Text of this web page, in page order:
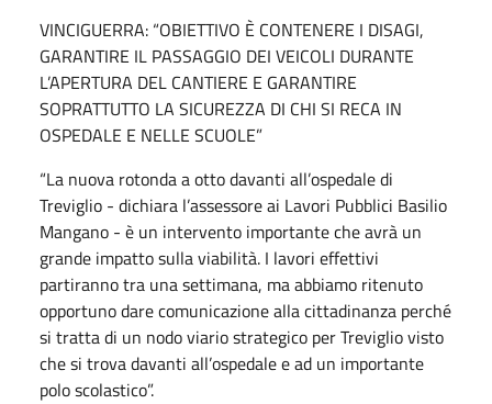
VINCIGUERRA: “OBIETTIVO È CONTENERE I DISAGI,
GARANTIRE IL PASSAGGIO DEI VEICOLI DURANTE
L’APERTURA DEL CANTIERE E GARANTIRE
SOPRATTUTTO LA SICUREZZA DI CHI SI RECA IN
OSPEDALE E NELLE SCUOLE”
“La nuova rotonda a otto davanti all’ospedale di
Treviglio - dichiara l’assessore ai Lavori Pubblici Basilio
Mangano - è un intervento importante che avrà un
grande impatto sulla viabilità. I lavori effettivi
partiranno tra una settimana, ma abbiamo ritenuto
opportuno dare comunicazione alla cittadinanza perché
si tratta di un nodo viario strategico per Treviglio visto
che si trova davanti all’ospedale e ad un importante
polo scolastico”.